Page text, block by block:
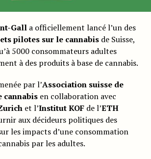
Galla officiellement lancé l’un des
pilotes sur le cannabisde Suisse,
5000 consommateurs adultes
à des produits à base de cannabis.
par l’Association suisse de
cannabisen collaboration avec
et l’Institut KOFde l’ETH
aux décideurs politiques des
les impacts d’une consommation
par les adultes.